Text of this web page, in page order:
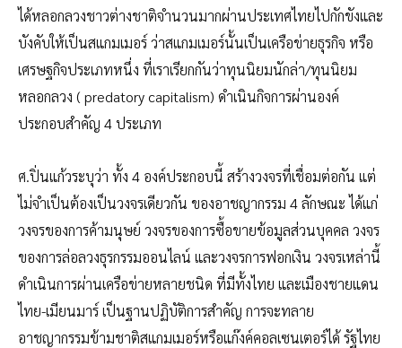
ได้หลอกลวงชาวต่างชาติจำนวนมากผ่านประเทศไทยไปกักขังและ
บังคับให้เป็นสแกมเมอร์ ว่าสแกมเมอร์นั้นเป็นเครือข่ายธุรกิจ หรือ
เศรษฐกิจประเภทหนึ่ง ที่เราเรียกกันว่าทุนนิยมนักล่า/ทุนนิยม
หลอกลวง ( predatory capitalism) ดำเนินกิจการผ่านองค์
ประกอบสำคัญ 4 ประเภท
ศ.ปิ่นแก้วระบุว่า ทั้ง 4 องค์ประกอบนี้ สร้างวงจรที่เชื่อมต่อกัน แต่
ไม่จำเป็นต้องเป็นวงจรเดียวกัน ของอาชญากรรม 4 ลักษณะ ได้แก่
วงจรของการค้ามนุษย์ วงจรของการซื้อขายข้อมูลส่วนบุคคล วงจร
ของการล่อลวงธุรกรรมออนไลน์ และวงจรการฟอกเงิน วงจรเหล่านี้
ดำเนินการผ่านเครือข่ายหลายชนิด ที่มีทั้งไทย และเมืองชายแดน
ไทย-เมียนมาร์ เป็นฐานปฏิบัติการสำคัญ การจะทลาย
อาชญากรรมข้ามชาติสแกมเมอร์หรือแก๊งค์คอลเซนเตอร์ได้ รัฐไทย